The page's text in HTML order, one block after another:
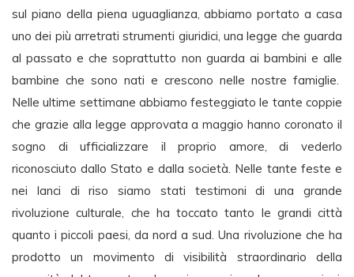
sul piano della piena uguaglianza, abbiamo portato a casa
uno dei più arretrati strumenti giuridici, una legge che guarda
al passato e che soprattutto non guarda ai bambini e alle
bambine che sono nati e crescono nelle nostre famiglie.
Nelle ultime settimane abbiamo festeggiato le tante coppie
che grazie alla legge approvata a maggio hanno coronato il
sogno di ufficializzare il proprio amore, di vederlo
riconosciuto dallo Stato e dalla società. Nelle tante feste e
nei lanci di riso siamo stati testimoni di una grande
rivoluzione culturale, che ha toccato tanto le grandi città
quanto i piccoli paesi, da nord a sud. Una rivoluzione che ha
prodotto un movimento di visibilità straordinario della